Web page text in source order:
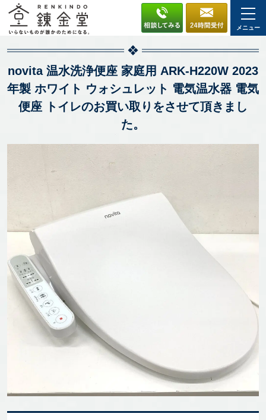
メニュー
novita 温水洗浄便座 家庭用 ARK-H220W 2023
年製 ホワイト ウォシュレット 電気温水器 電気
便座 トイレのお買い取りをさせて頂きまし
た。